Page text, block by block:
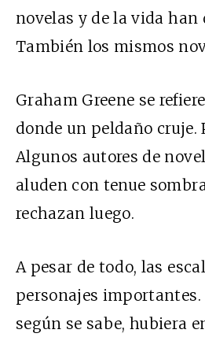
novelas y de la vida han
También los mismos
Graham Greene se
donde un peldaño cruje.
Algunos autores de
aluden con tenue
rechazan luego.
A pesar de todo, las
personajes importantes.
según se sabe, hubiera